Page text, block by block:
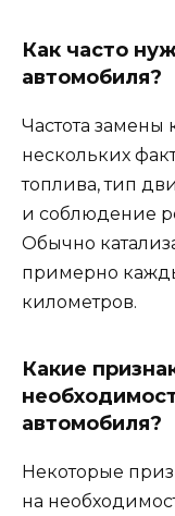
Как часто
автомобиля?
Частота замены
нескольких
топлива, тип
и соблюдение
Обычно
примерно
километров.
Какие
автомобиля?
Некоторые
на